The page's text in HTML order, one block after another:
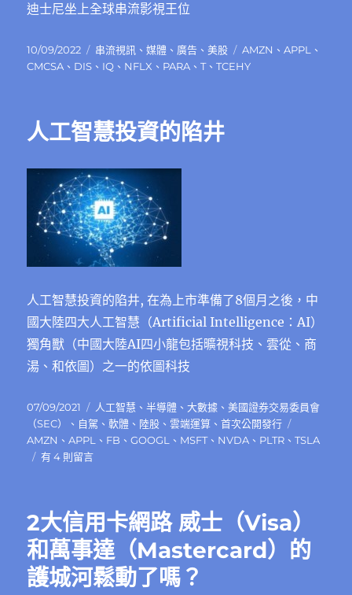
迪士尼坐上全球串流影視王位
發
佈
10/09/2022
分
類
串流視訊 、媒體 、 廣告 、美股
標
籤
AMZN 、APPL
、
CMCSA 、 DIS 、 IQ 、 NFLX 、 PARA 、T、TCEHY
人工智慧投資的陷井
人工智慧投資的陷井, 在為上市準備了8個月之後，中
國大陸四大人工智慧（Artificial Intelligence：AI）
獨角獸（中國大陸AI四小龍包括曠視科技、雲從、商
湯、和依圖）之一的依圖科技
發
佈
日
期:
07/09/2021
分
類
人工智慧 、半導體 、大數據 、美國證券交易委員會
（SEC）
、 自駕 、軟體 、 陸股 、雲端運算 、首次公開發行
籤
AMZN 、APPL 、 FB 、GOOGL 、 MSFT、 NVDA 、 PLTR 、TSLA
在
慧
投
資
的
陷
有 4 則留言
2大信用卡網路 威士（Visa）
和萬事達（Mastercard）的
護城河鬆動了嗎？